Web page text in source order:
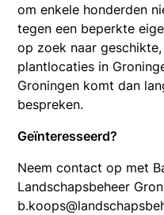
om enkele honderden
tegen een beperkte
op zoek naar
plantlocaties in
Groningen komt dan
bespreken.
Geïnteresseerd?
Neem contact op met
Landschapsbeheer